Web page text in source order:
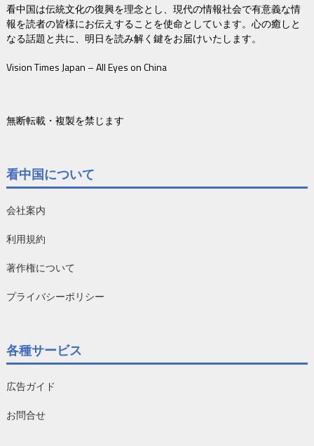
看中国は伝統文化の復興を理念とし、現代の情報社会で有意義な情
報を読者の皆様にお伝えすることを使命としています。心の癒しと
なる話題と共に、明日を読み解く鍵をお届けいたします。
Vision Times Japan – All Eyes on China
無断転載・複製を禁じます
看中国について
会社案内
利用規約
著作権について
プライバシーポリシー
各種サービス
広告ガイド
お問合せ